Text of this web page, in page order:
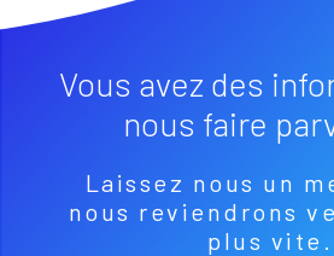
Vous avez des
nous faire
Laissez nous un
nous reviendrons
plus vite.